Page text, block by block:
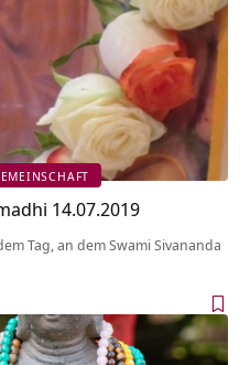
14.07.2019
Tag, an dem Swami Sivananda